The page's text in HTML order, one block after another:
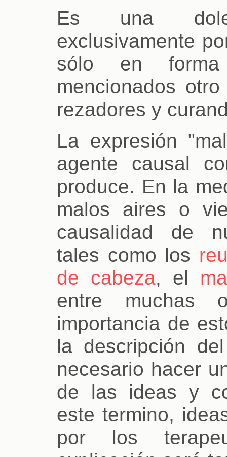
Es una
exclusivamente
sólo en forma
mencionados
rezadores y
La expresión
agente causal
produce. En la
malos aires o
causalidad de
tales como los
de cabeza, el
entre
importancia de
la descripción
necesario hacer
de las ideas y
este termino,
por los